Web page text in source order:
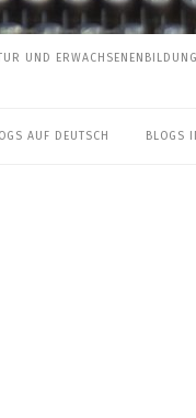
UND
AUF DEUTSCH BLOGS